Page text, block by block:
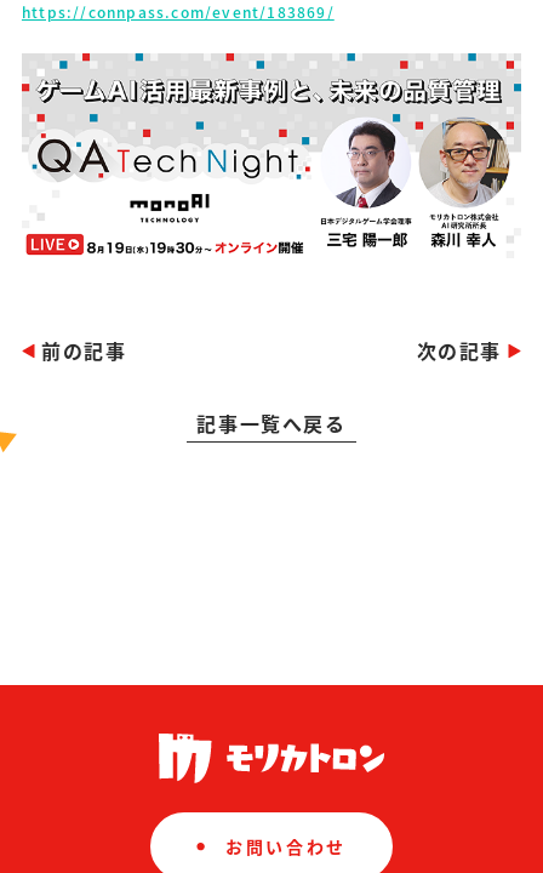
https://connpass.com/event/183869/
前の記事 次の記事
記事一覧へ戻る
お問い合わせ